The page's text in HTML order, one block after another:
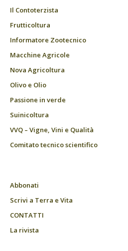
Il Contoterzista
Frutticoltura
Informatore Zootecnico
Macchine Agricole
Nova Agricoltura
Olivo e Olio
Passione in verde
Suinicoltura
VVQ – Vigne, Vini e Qualità
Comitato tecnico scientifico
Abbonati
Scrivi a Terra e Vita
CONTATTI
La rivista